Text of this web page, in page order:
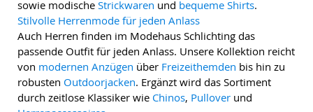
sowie modische Strickwaren und bequeme Shirts.
Stilvolle Herrenmode für jeden Anlass
Auch Herren finden im Modehaus Schlichting das
passende Outfit für jeden Anlass. Unsere Kollektion reicht
von modernen Anzügen über Freizeithemden bis hin zu
robusten Outdoorjacken. Ergänzt wird das Sortiment
durch zeitlose Klassiker wie Chinos, Pullover und